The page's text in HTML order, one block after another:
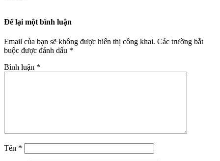
Để lại một bình luận
Email của bạn sẽ không được hiển thị công khai. Các trường bắt
buộc được đánh dấu *
Bình luận *
Tên *